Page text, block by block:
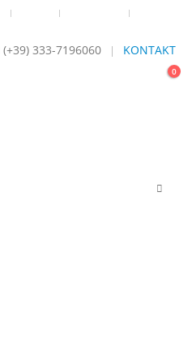
(+39) 333-7196060 | KONTAKT
0